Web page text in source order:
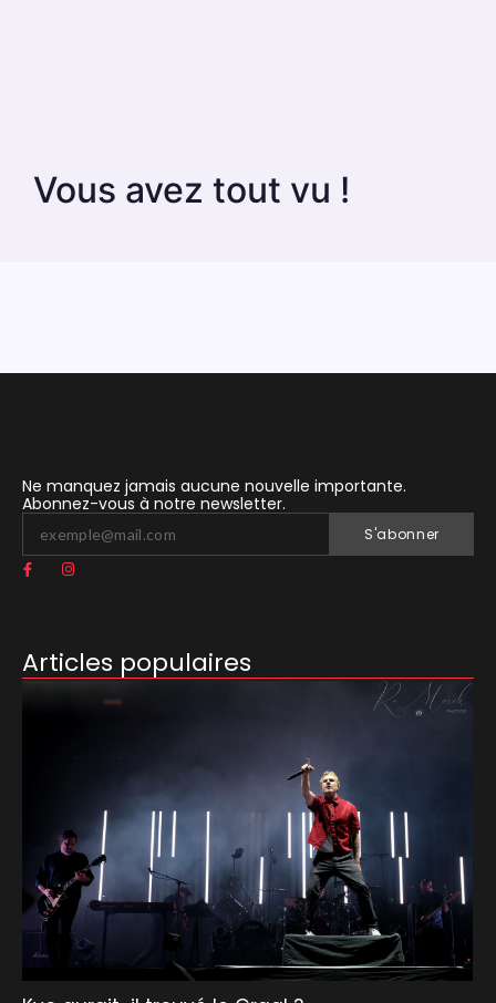
Vous avez tout vu !
Ne manquez jamais aucune nouvelle importante.
Abonnez-vous à notre newsletter.
S'abonner
Articles populaires